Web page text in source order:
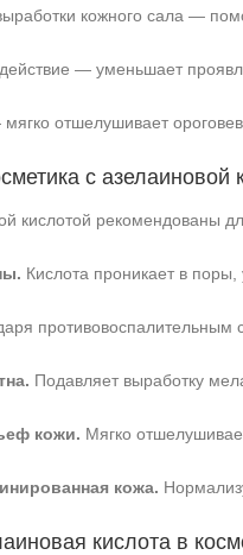
кожного сала —
— уменьшает
отшелушивает
с азелаиновой
кислотой рекомендованы
Кислота проникает в
противовоспалительным
Подавляет выработку
кожи. Мягко
кожа.
кислота в